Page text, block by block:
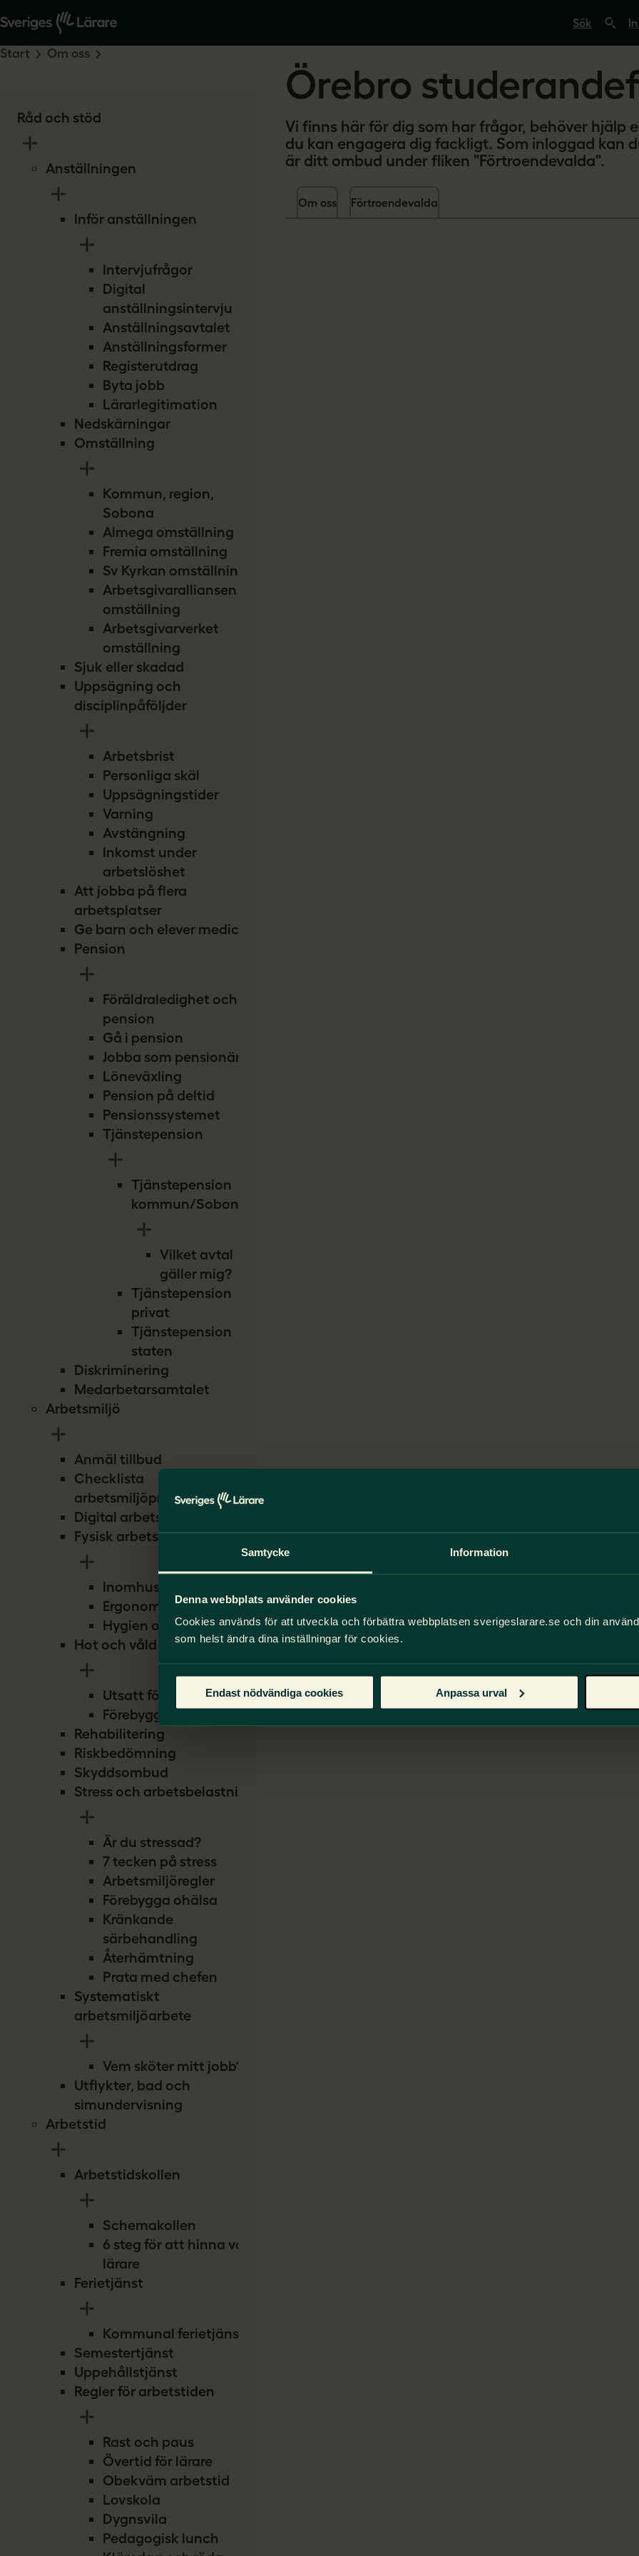
Samtycke Information
Denna webbplats använder cookies
Cookies används för att utveckla och förbättra webbplatsen sverigeslarare.se och din
som helst ändra dina inställningar för cookies.
Endast nödvändiga cookies Anpassa urval
ö
p
v
g
e
s
l
Råd och stöd
Anställningen
Inför anställningen
Intervjufrågor
Digital
anställningsintervju
Anställningsavtalet
Anställningsformer
Registerutdrag
Byta jobb
Lärarlegitimation
Nedskärningar
Omställning
Kommun, region,
Sobona
Almega omställning
Fremia omställning
Sv Kyrkan omställning
Arbetsgivaralliansen
omställning
Arbetsgivarverket
omställning
Sjuk eller skadad
Uppsägning och
disciplinpåföljder
Arbetsbrist
Personliga skäl
Uppsägningstider
Varning
Avstängning
Inkomst under
arbetslöshet
Att jobba på flera
arbetsplatser
Ge barn och elever medicin
Pension
Föräldraledighet och
pension
Gå i pension
Jobba som pensionär
Löneväxling
Pension på deltid
Pensionssystemet
Tjänstepension
Tjänstepension
kommun/Sobona
Vilket avtal
gäller mig?
Tjänstepension
privat
Tjänstepension
staten
Diskriminering
Medarbetarsamtalet
Arbetsmiljö
Anmäl tillbud
Checklista
arbetsmiljöproblem
Digital arbetsmiljö
Fysisk arbetsmiljö
Inomhusmiljö
Ergonomi
Hygien och smitta
Hot och våld
Utsatt för hot
Förebygg hot
Rehabilitering
Riskbedömning
Skyddsombud
Stress och arbetsbelastning
Är du stressad?
7 tecken på stress
Arbetsmiljöregler
Förebygga ohälsa
Kränkande
särbehandling
Återhämtning
Prata med chefen
Systematiskt
arbetsmiljöarbete
Vem sköter mitt jobb?
Utflykter, bad och
simundervisning
Arbetstid
Arbetstidskollen
Schemakollen
6 steg för att hinna vara
lärare
Ferietjänst
Kommunal ferietjänst
Semestertjänst
Uppehållstjänst
Regler för arbetstiden
Rast och paus
Övertid för lärare
Obekväm arbetstid
Lovskola
Dygnsvila
Pedagogisk lunch
Start Om oss
Örebro
Vi finns här för dig som har frågor, behöver hjälp
du kan engagera dig fackligt. Som inloggad kan
är ditt ombud under fliken "Förtroendevalda".
Om oss Förtroendevalda